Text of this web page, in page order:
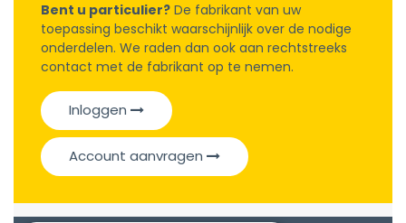
Bent u particulier? De fabrikant van uw
toepassing beschikt waarschijnlijk over de nodige
onderdelen. We raden dan ook aan rechtstreeks
contact met de fabrikant op te nemen.
Inloggen
Account aanvragen